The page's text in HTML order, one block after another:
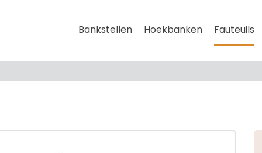
Bankstellen Hoekbanken Fauteuils